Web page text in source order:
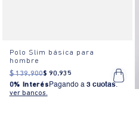
Polo Slim básica para
hombre
$ 139.900$ 90.935
0% InterésPagando a 3 cuotas.
ver bancos.